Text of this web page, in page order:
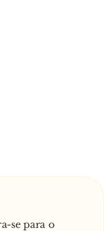
se para o